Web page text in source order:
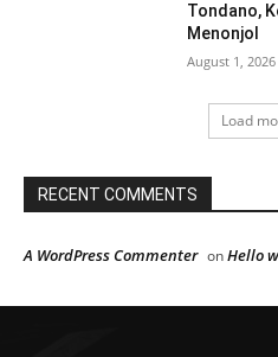
Tondano,
Menonjol
August 1, 2026
Load
RECENT COMMENTS
A WordPress Commenter onHello